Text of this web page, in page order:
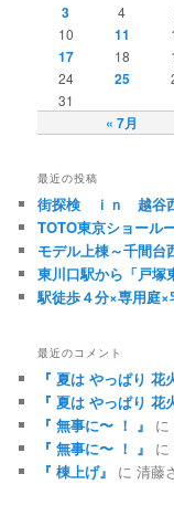
« 7月
3 4
10 11
17 18
24 25
31
最近の投稿
街探検 ｉｎ 越谷
TOTO東京ショール
モデル上棟～千間台
東川口駅から「戸塚
駅徒歩４分×専用庭×
最近のコメント
『 夏は やっぱり 花
『 夏は やっぱり 花
『 無事に〜 ！ 』
に
『 無事に〜 ！ 』
に
『 棟上げ』
に清藤